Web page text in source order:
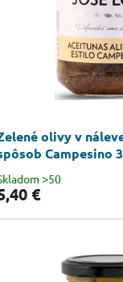
olivy v
Campesino
˃50
€